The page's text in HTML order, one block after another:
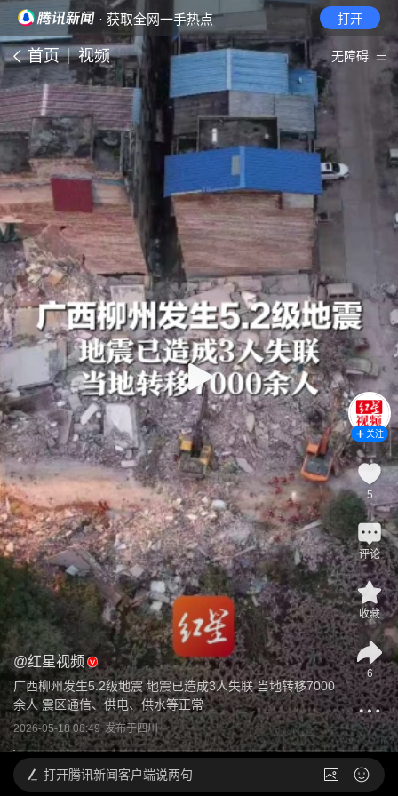
· 获取全网一手热点 打开
首页 视频 无障碍
@红星视频
广西柳州发生5.2级地震 地震已造成3人失联 当地转移7000
余人 震区通信、供电、供水等正常
2026-05-18 08:49 发布于四川
关注
5
评论
收藏
6
打开腾讯新闻客户端说两句